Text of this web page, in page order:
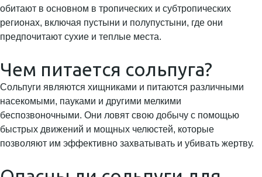
обитают в основном в тропических и субтропических
регионах, включая пустыни и полупустыни, где они
предпочитают сухие и теплые места.
Чем питается сольпуга?
Сольпуги являются хищниками и питаются различными
насекомыми, пауками и другими мелкими
беспозвоночными. Они ловят свою добычу с помощью
быстрых движений и мощных челюстей, которые
позволяют им эффективно захватывать и убивать жертву.